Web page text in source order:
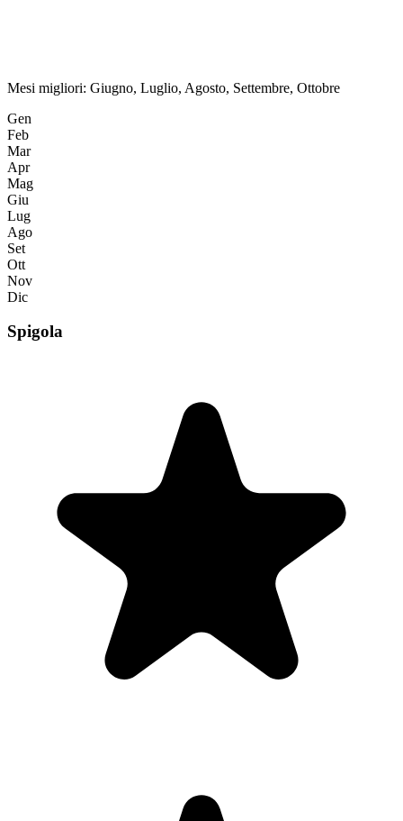
Mesi migliori: Giugno, Luglio, Agosto, Settembre, Ottobre
Gen
Feb
Mar
Apr
Mag
Giu
Lug
Ago
Set
Ott
Nov
Dic
Spigola